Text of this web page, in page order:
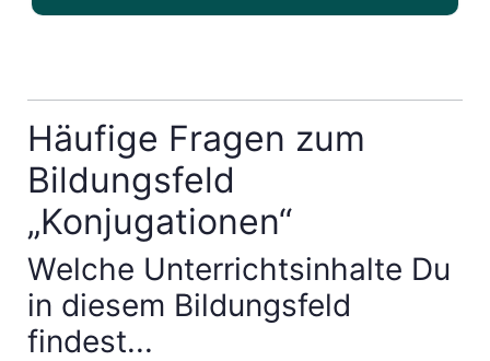
Häufige Fragen zum
Bildungsfeld
„Konjugationen“
Welche Unterrichtsinhalte Du
in diesem Bildungsfeld
findest...